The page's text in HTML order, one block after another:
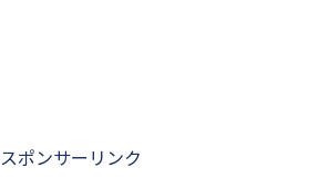
スポンサーリンク